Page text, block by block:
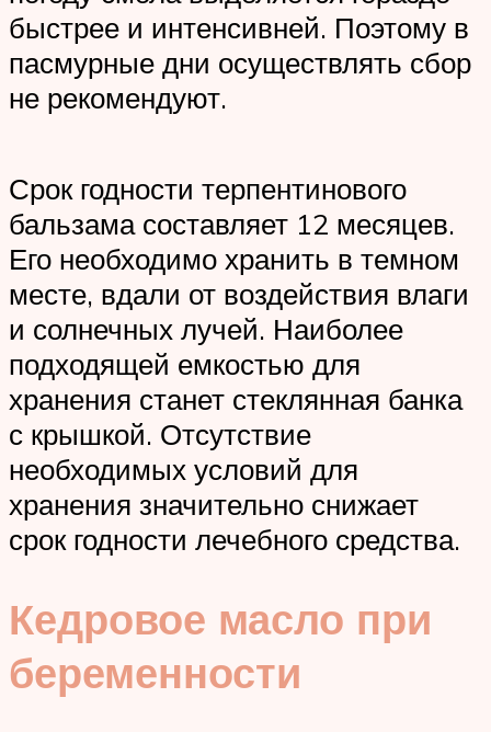
быстрее и интенсивней. Поэтому в
пасмурные дни осуществлять сбор
не рекомендуют.
Срок годности терпентинового
бальзама составляет 12 месяцев.
Его необходимо хранить в темном
месте, вдали от воздействия влаги
и солнечных лучей. Наиболее
подходящей емкостью для
хранения станет стеклянная банка
с крышкой. Отсутствие
необходимых условий для
хранения значительно снижает
срок годности лечебного средства.
Кедровое масло при
беременности